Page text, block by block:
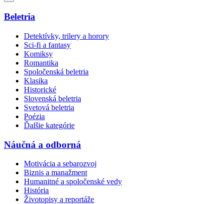
Beletria
Detektívky, trilery a horory
Sci-fi a fantasy
Komiksy
Romantika
Spoločenská beletria
Klasika
Historické
Slovenská beletria
Svetová beletria
Poézia
Ďalšie kategórie
Náučná a odborná
Motivácia a sebarozvoj
Biznis a manažment
Humanitné a spoločenské vedy
História
Životopisy a reportáže